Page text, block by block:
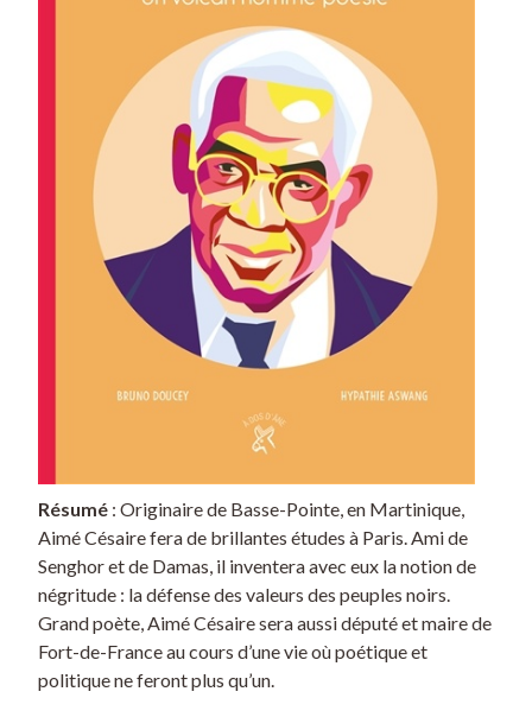
Résumé : Originaire de Basse-Pointe, en Martinique,
Aimé Césaire fera de brillantes études à Paris. Ami de
Senghor et de Damas, il inventera avec eux la notion de
négritude : la défense des valeurs des peuples noirs.
Grand poète, Aimé Césaire sera aussi député et maire de
Fort-de-France au cours d’une vie où poétique et
politique ne feront plus qu’un.